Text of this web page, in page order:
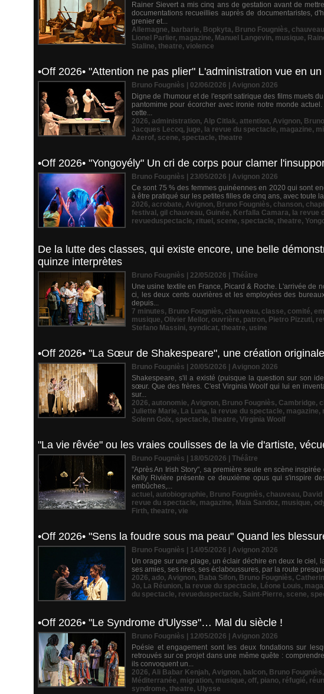
Rainer Sievert a mis cinq ans de gestation avant de
documentations recueillies auprès de documentaristes,
grenier et...
Allemagne, barbarie, Bopkyta, Bruno Fougniès, chauveau
Lionel Parlier, magazine, Manuel Langevin, musique,
Staline, theatre, violence
•Off 2026• "Attention ne pas plier" L'administration vue en
Bruno Fougniès | 02/06/2026
Avignon 2026
Digne de l'humour et de l'esprit satirique des films muets
pantomime pour écorcher avec ironie notre monde
cette...
2026, administration, Alp Citlak, attention, Avignon,
Jacques Lecoq, juge, la revue du spectacle, magazine,
Azerof, scene, spectacle, theatre
•Off 2026• "Yongoyély" Un cri de corps pour clamer
Bruno Fougniès | 23/05/2026
Avignon 2026
Ce sont 75 % des femmes guinéennes en 2020 qui sont
à être pratiqué sur les petites filles de cinq ans, avec toute
2026, acrobate, Avignon, Bruno Fougniès, chanson,
festival , gil chauveau, Guinée, Kerfalla Camara, la revue
revueduspectacle, rituel , scene, spectacle, theatre,
De la lutte des classes, qui existe encore, une belle
quinze interprètes
Bruno Fougniès | 22/05/2026
Théâtre
Une usine textile en France, Picard & Roche. L'arrivée de
ci, les deux cents ouvrières et les employées des
depuis...
7 minutes, Bruno Fougniès, chauveau, classe, comité,
musique, Olivier Mellor, ouvrière, patron, Pietro Pizzuti,
Stefano Massini, syndicat, theatre, usine
•Off 2026• "La Sœur de Shakespeare", une création
Bruno Fougniès | 20/05/2026
Avignon 2026
Shakespeare, s'il a existé (puisque la question sur son
sœur. Que des frères. C'est Virginia Woolf qui lui en
sur...
2026, autonomie, Avignon, Bruno Fougniès, Cambridge,
Juliette Marie, La Luna, la revue du spectacle, magazine,
Solenn Goix, spectacle, theatre, Virginia Woolf
"La vie rêvée" ou les vraies coulisses de la vie d'artiste,
Bruno Fougniès | 18/05/2026
Théâtre
"Après An Irish Story", sa première seule en scène
Kelly Rivière présente ce deuxième opus qui s'inspire
embûches,...
actuel , autobiographie, Bruno Fougniès, chauveau,
revue du spectacle, magazine, Maïa Sandoz, musique,
Firth, theatre, vie
•Off 2026• "Sens la foudre sous ma peau" Quand les
Bruno Fougniès | 14/05/2026
Avignon 2026
Un orage sur une plage, un éclair déchire en deux le ciel,
ses amies, ses rires, ses éclaboussures, par la route
2026, ado, Avignon, Baba Sifon, Bruno Fougniès,
Jo, La Réunion, la revue du spectacle, Léone Louis,
du spectacle, revueduspectacle, Saint-Pierre, scene,
•Off 2026• "Le Syndrome d'Ulysse"… Mal du siècle !
Bruno Fougniès | 12/05/2026
Avignon 2026
Poésie et engagement sont les deux fondations sur
retrouvés sur ce projet dans une même quête :
ils convoquent un...
2026, Ali Babar Kenjah, Avignon, balcon, Bruno Fougniès,
Méditerranée, migration, musique, off, piano, réfugié,
syndrome, theatre, Ulysse